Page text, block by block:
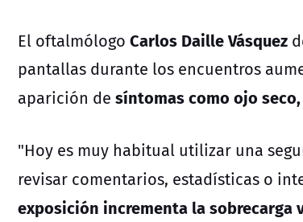
El oftalmólogo Carlos Daille Vásquez
pantallas durante los encuentros
aparición de síntomas como ojo
"Hoy es muy habitual utilizar una
revisar comentarios, estadísticas o
exposición incrementa la